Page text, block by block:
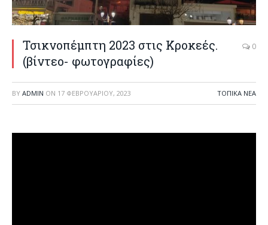
Τσικνοπέμπτη 2023 στις Κροκεές.
(βίντεο- φωτογραφίες)
0
BY ADMIN ON 17 ΦΕΒΡΟΥΑΡΊΟΥ, 2023 ΤΟΠΙΚΆ ΝΈΑ